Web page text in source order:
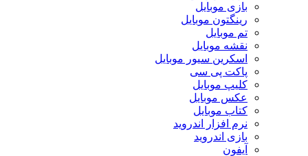
بازی موبایل
رینگتون موبایل
تم موبایل
نقشه موبایل
اسکرین سیور موبایل
پاکت پی سی
کلیپ موبایل
عکس موبایل
کتاب موبایل
نرم افزار اندروید
بازی اندروید
آیفون